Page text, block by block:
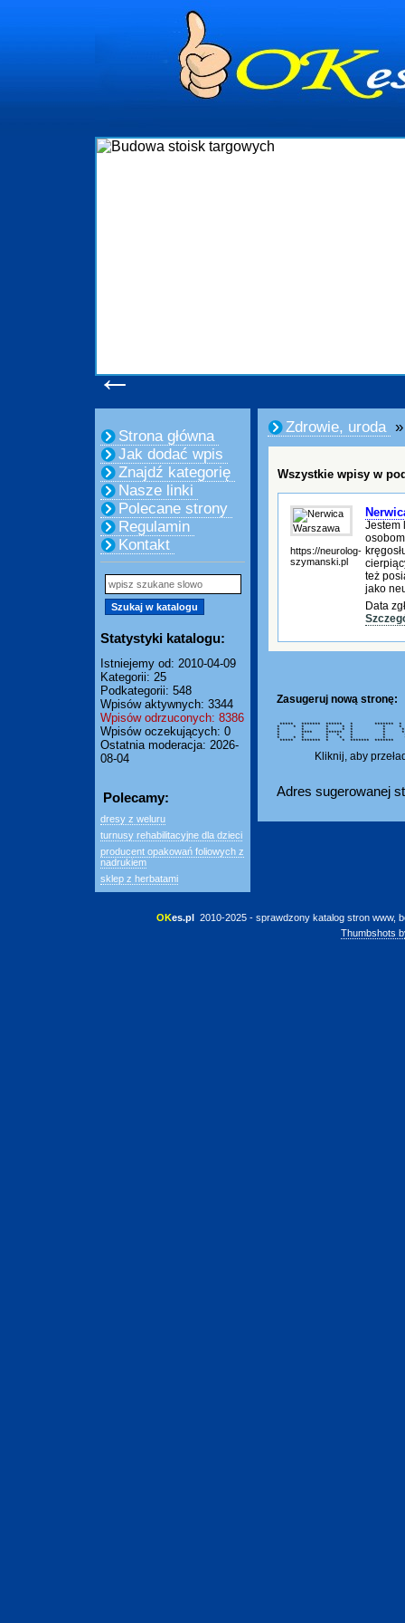
←
Strona główna
Jak dodać wpis
Znajdź kategorię
Nasze linki
Polecane strony
Regulamin
Kontakt
Statystyki katalogu:
Istniejemy od: 2010-04-09
Kategorii: 25
Podkategorii: 548
Wpisów aktywnych: 3344
Wpisów odrzuconych: 8386
Wpisów oczekujących: 0
Ostatnia moderacja: 2026-
08-04
Polecamy:
dresy z weluru
turnusy rehabilitacyjne dla dzieci
producent opakowań foliowych z
nadrukiem
sklep z herbatami
Zdrowie, uroda
Wszystkie wpisy w
https://neurolog-
szymanski.pl
Jestem
też
jako
Data
Zasugeruj nową stronę:
***** ******* ****** * ******* *
* * * * * * *
* * * * * *
* **** ****** * *
* * * * * *
* * * * * * *
***** ******* * * *******
Kliknij, aby
Adres sugerowanej
OKes.pl 2010-2025 - sprawdzony katalog stron www,
Thumbshots